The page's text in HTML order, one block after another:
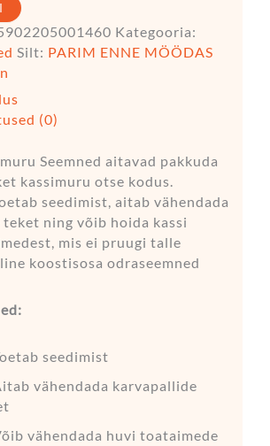
Kategooria:
Silt: PARIM ENNE MÖÖDAS
(0)
Seemned aitavad pakkuda
kassimuru otse kodus.
seedimist, aitab vähendada
ning võib hoida kassi
mis ei pruugi talle
koostisosa odraseemned
seedimist
vähendada karvapallide
vähendada huvi toataimede